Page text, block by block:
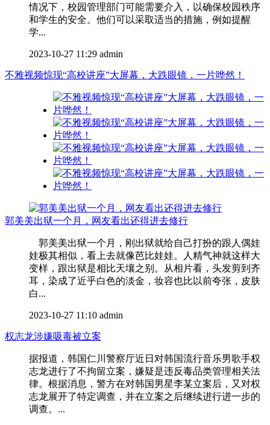
情况下，校园管理部门可能需要介入，以确保校园秩序
和学生的安全。他们可以采取适当的措施，例如提醒
学...
2023-10-27 11:29 admin
不雅视频惊现“高校讲座”大屏幕，大跌眼镜，一片哗然！
郭美美出狱一个月，网友看出还得进去修行
郭美美出狱一个月，刚出狱就给自己打扮的跟人偶娃
娃极其相似，看上去就像芭比娃娃。人精气神就这样大
变样，跟出狱是相比天壤之别。从相片看，头发剪到齐
耳，染成了近乎白色的淡金，妆容也比以前夸张，皮肤
白...
2023-10-27 11:10 admin
权志龙涉嫌吸毒被立案
据报道，韩国仁川警察厅近日对韩国流行音乐男歌手权
志龙进行了不拘留立案，嫌疑是违反毒品类管理相关法
律。根据消息，警方在对韩国男星李某立案后，又对权
志龙展开了特定调查，并在立案之后继续进行进一步的
调查。...